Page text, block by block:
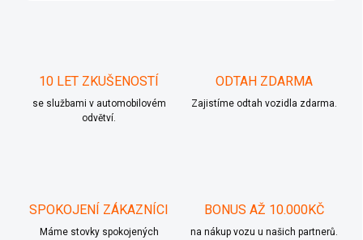
10 LET ZKUŠENOSTÍ
se službami v automobilovém
odvětví.
ODTAH ZDARMA
Zajistíme odtah vozidla zdarma.
SPOKOJENÍ ZÁKAZNÍCI
Máme stovky spokojených
BONUS AŽ 10.000KČ
na nákup vozu u našich partnerů.